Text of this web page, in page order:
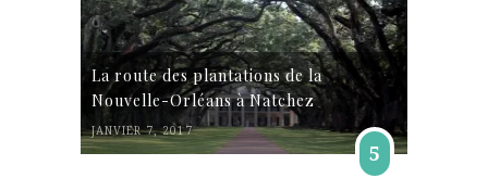
La route des plantations de la
Nouvelle-Orléans à Natchez
JANVIER 7, 2017
5